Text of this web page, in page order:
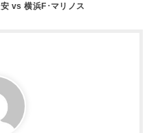
安 vs 横浜F･マリノス